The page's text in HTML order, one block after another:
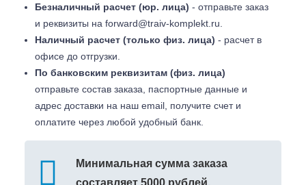
Безналичный расчет (юр. лица) - отправьте заказ
и реквизиты на forward@traiv-komplekt.ru
Наличный расчет (только физ. лица) - расчет в
офисе до отгрузки.
По банковским реквизитам (физ. лица)
отправьте состав заказа, паспортные данные и
адрес доставки на наш email, получите счет и
оплатите через любой удобный банк.
Минимальная сумма заказа
составляет 5000 рублей.